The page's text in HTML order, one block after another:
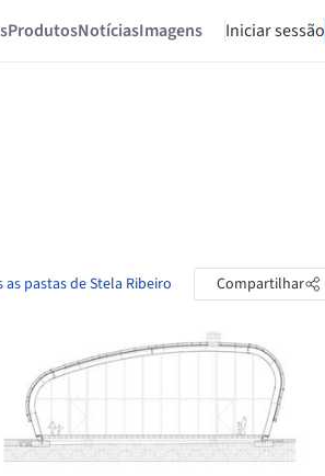
ProdutosNotíciasImagens Iniciar sessão
as pastas de Stela Ribeiro Compartilhar